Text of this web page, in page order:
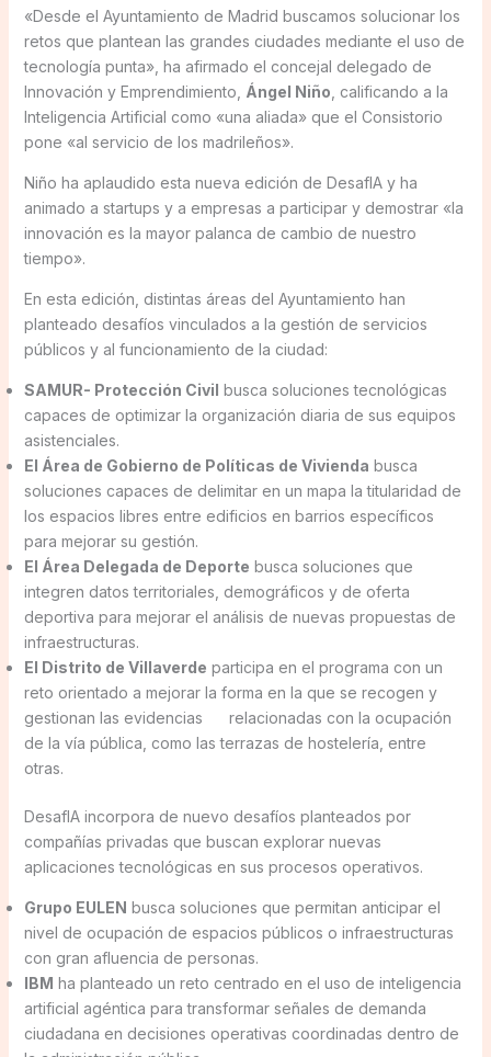
«Desde el Ayuntamiento de Madrid buscamos solucionar los
retos que plantean las grandes ciudades mediante el uso de
tecnología punta», ha afirmado el concejal delegado de
Innovación y Emprendimiento, Ángel Niño , calificando a la
Inteligencia Artificial como «una aliada» que el Consistorio
pone «al servicio de los madrileños».
Niño ha aplaudido esta nueva edición de DesafIA y ha
animado a startups y a empresas a participar y demostrar «la
innovación es la mayor palanca de cambio de nuestro
tiempo».
En esta edición, distintas áreas del Ayuntamiento han
planteado desafíos vinculados a la gestión de servicios
públicos y al funcionamiento de la ciudad:
SAMUR- Protección Civil busca soluciones tecnológicas
capaces de optimizar la organización diaria de sus equipos
asistenciales.
El Área de Gobierno de Políticas de Vivienda busca
soluciones capaces de delimitar en un mapa la titularidad de
los espacios libres entre edificios en barrios específicos
para mejorar su gestión.
El Área Delegada de Deporte busca soluciones que
integren datos territoriales, demográficos y de oferta
deportiva para mejorar el análisis de nuevas propuestas de
infraestructuras.
El Distrito de Villaverde participa en el programa con un
reto orientado a mejorar la forma en la que se recogen y
gestionan las evidencias relacionadas con la ocupación
de la vía pública, como las terrazas de hostelería, entre
otras.
DesafIA incorpora de nuevo desafíos planteados por
compañías privadas que buscan explorar nuevas
aplicaciones tecnológicas en sus procesos operativos.
Grupo EULEN busca soluciones que permitan anticipar el
nivel de ocupación de espacios públicos o infraestructuras
con gran afluencia de personas.
IBM ha planteado un reto centrado en el uso de inteligencia
artificial agéntica para transformar señales de demanda
ciudadana en decisiones operativas coordinadas dentro de